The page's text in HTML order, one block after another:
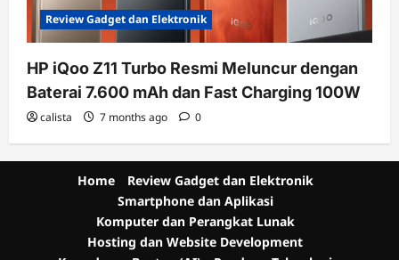
Review Gadget dan Elektronik
HP iQoo Z11 Turbo Resmi Meluncur dengan
Baterai 7.600 mAh dan Fast Charging 100W
calista 7 months ago 0
Home
Review Gadget dan Elektronik
Smartphone dan Aplikasi
Komputer dan Perangkat Lunak
Hosting dan Website Development